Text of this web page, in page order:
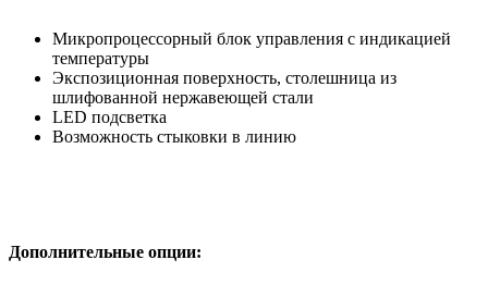
Микропроцессорный блок управления с индикацией
температуры
Экспозиционная поверхность, столешница из
шлифованной нержавеющей стали
LED подсветка
Возможность стыковки в линию
Дополнительные опции: